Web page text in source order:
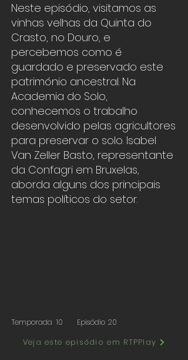
Neste episódio, visitamos as
vinhas velhas da Quinta do
Crasto, no Douro, e
percebemos como é
guardado e preservado este
património ancestral. Na
Academia do Solo,
conhecemos o trabalho
desenvolvido pelas agricultores
para preservar o solo. Isabel
Van Zeller Basto, representante
da Confagri em Bruxelas,
aborda alguns dos principais
temas políticos do setor.
Temporada 10 Episódio 20
Veja este episódio em RTPPlay